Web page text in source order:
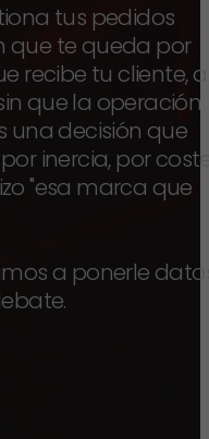
tus pedidos
que te queda por
recibe tu cliente, a
que la operación
una decisión que
inercia, por
"esa marca que
a ponerle